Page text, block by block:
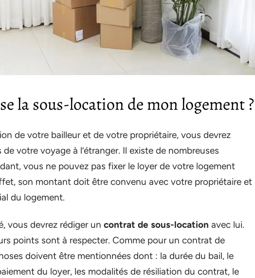
la sous-location de mon logement ?
de votre bailleur et de votre propriétaire, vous devrez
de votre voyage à l’étranger. Il existe de nombreuses
vous ne pouvez pas fixer le loyer de votre logement
son montant doit être convenu avec votre propriétaire et
du logement.
vous devrez rédiger un contrat de sous-location avec lui.
points sont à respecter. Comme pour un contrat de
doivent être mentionnées dont : la durée du bail, le
du loyer, les modalités de résiliation du contrat, le